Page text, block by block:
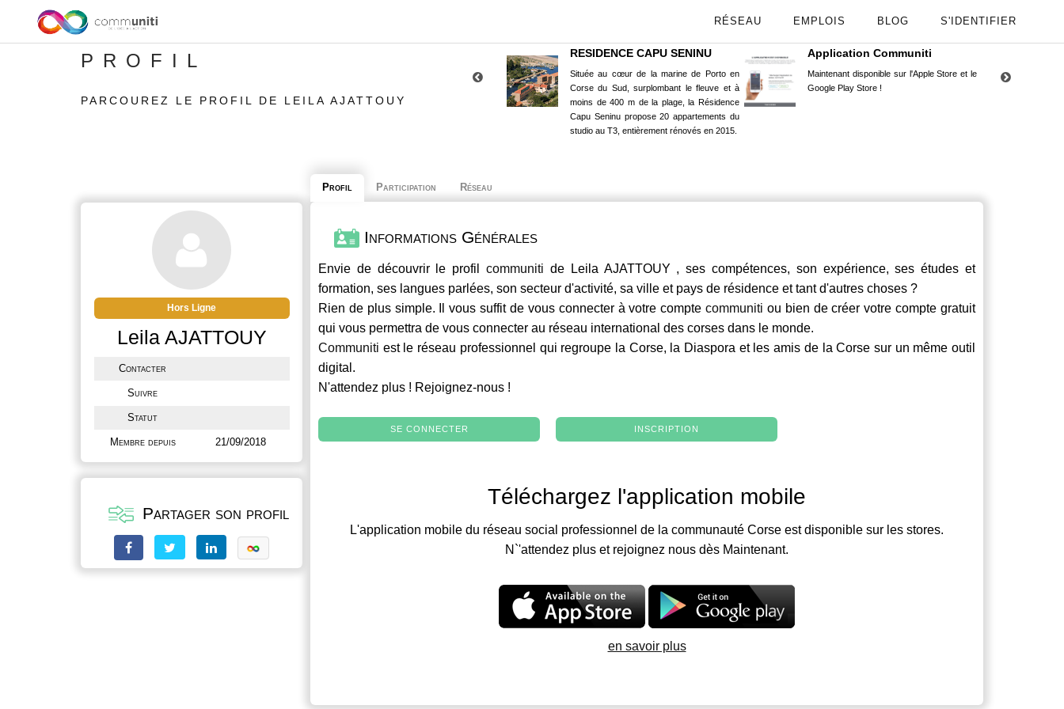
RÉSEAU EMPLOIS BLOG S'IDENTIFIER
PROFIL
PARCOUREZ LE PROFIL DE LEILA AJATTOUY
RESIDENCE CAPU SENINU
Située au cœur de la marine de Porto en
Corse du Sud, surplombant le fleuve et à
moins de 400 m de la plage, la Résidence
Capu Seninu propose 20 appartements du
studio au T3, entièrement rénovés en 2015.
Application Communiti
Maintenant disponible sur l'Apple Store et le
Google Play Store !
Hors Ligne
Leila AJATTOUY
Contacter
Suivre
Statut
Membre depuis 21/09/2018
Partager son profil
Profil Participation Réseau
Informations Générales
Envie de découvrir le profilcommuniti de Leila AJATTOUY , ses compétences, son expérience, ses études et
formation, ses langues parlées, son secteur d'activité, sa ville et pays de résidence et tant d'autres choses ?
Rien de plus simple. Il vous suffit de vous connecter à votre comptecommuniti ou bien de créer votre compte gratuit
qui vous permettra de vous connecter au réseau international des corses dans le monde.
Communiti est le réseau professionnel qui regroupe la Corse, la Diaspora et les amis de la Corse sur un même outil
digital.
N'attendez plus ! Rejoignez-nous !
SE CONNECTER INSCRIPTION
Téléchargez l'application mobile
L'application mobile du réseau social professionnel de la communauté Corse est disponible sur les stores.
N`'attendez plus et rejoignez nous dès Maintenant.
en savoir plus